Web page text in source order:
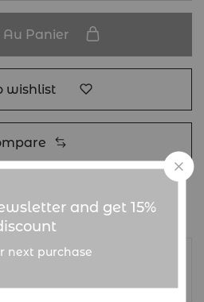
Panier
wishlist
and get 15%
next purchase